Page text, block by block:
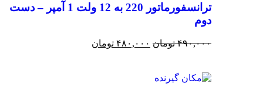
ترانسفورماتور 220 به 12 ولت 1 آمپر – دست
دوم
۴۹۰,۰۰۰ تومان ۴۸۰,۰۰۰ تومان